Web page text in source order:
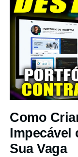
Como
Impecável
Sua Vaga